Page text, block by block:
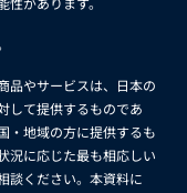
があります。
品やサービスは、日本の
して提供するものであ
・地域の方に提供するも
況に応じた最も相応しい
談ください。本資料に